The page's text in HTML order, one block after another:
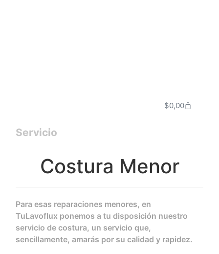
$0,00
Servicio
Costura Menor
Para esas reparaciones menores, en
TuLavoflux ponemos a tu disposición nuestro
servicio de costura, un servicio que,
sencillamente, amarás por su calidad y rapidez.